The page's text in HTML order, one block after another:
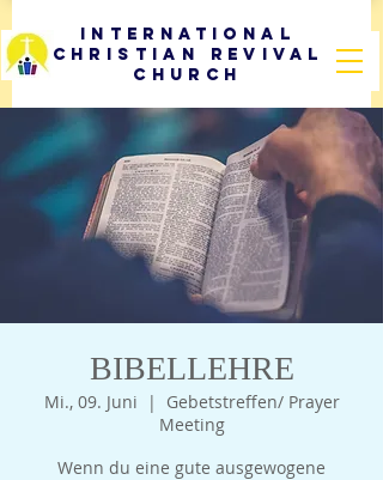
International
Christian Revival
Church
BIBELLEHRE
Mi., 09. Juni
  |
Gebetstreffen/ Prayer
Meeting
Wenn du eine gute ausgewogene